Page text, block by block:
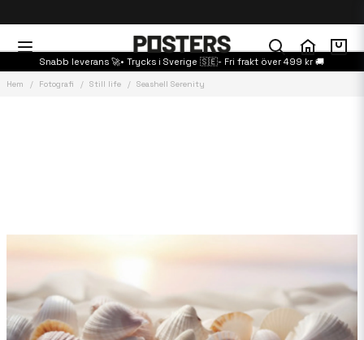
Snabb leverans 🚀• Trycks i Sverige 🇸🇪- Fri frakt över 499 kr 🚚
Hem Fotografi Still life Seashell Serenity